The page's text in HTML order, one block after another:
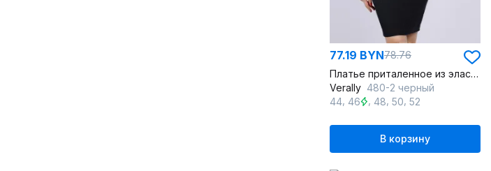
77.19 BYN78.76
Платье приталенное из эластичного трикотажа
Verally 480-2 черный
44 46 48 ,50 ,52
В корзину